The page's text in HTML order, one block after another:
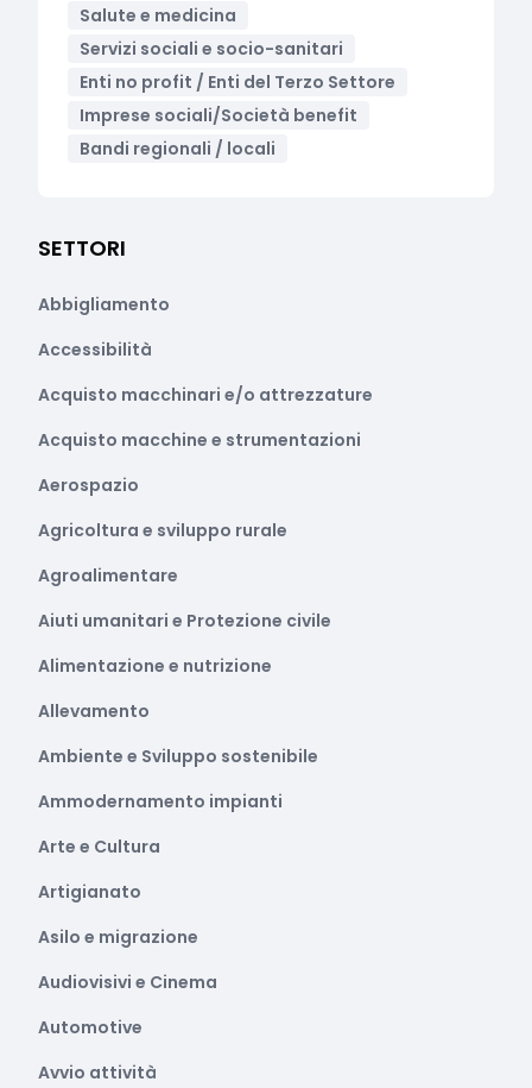
Salute e medicina
Servizi sociali e socio-sanitari
Enti no profit / Enti del Terzo Settore
Imprese sociali/Società benefit
Bandi regionali / locali
SETTORI
Abbigliamento
Accessibilità
Acquisto macchinari e/o attrezzature
Acquisto macchine e strumentazioni
Aerospazio
Agricoltura e sviluppo rurale
Agroalimentare
Aiuti umanitari e Protezione civile
Alimentazione e nutrizione
Allevamento
Ambiente e Sviluppo sostenibile
Ammodernamento impianti
Arte e Cultura
Artigianato
Asilo e migrazione
Audiovisivi e Cinema
Automotive
Avvio attività